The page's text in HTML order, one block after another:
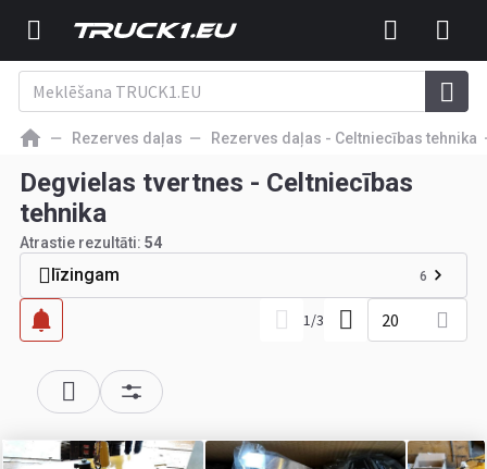
Rezerves daļas Rezerves daļas - Celtniecības tehnika
Degvielas tvertnes - Celtniecības
tehnika
Atrastie rezultāti: 54
līzingam 6
1/3 20